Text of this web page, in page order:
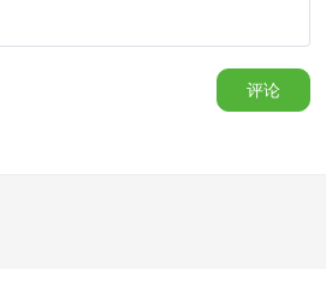
发阈值等。根据传感器的说明书
评论